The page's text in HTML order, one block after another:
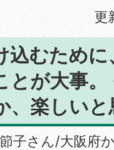
更
込むため
とが大事
、楽しい
子さん/大阪府